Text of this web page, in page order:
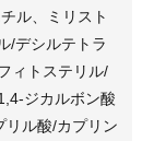
ル、ミリスト
/デシルテトラ
ィトステリル/
ジカルボン酸
リル酸/カプリン